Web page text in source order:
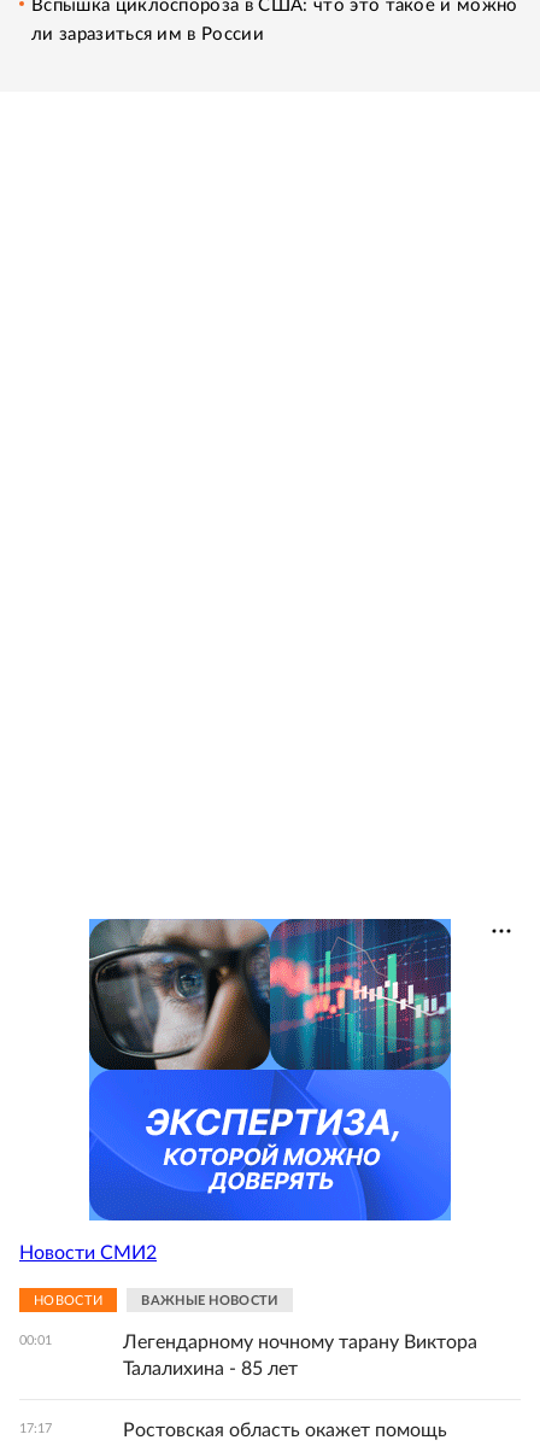
Вспышка циклоспороза в США: что это такое и можно
ли заразиться им в России
Новости СМИ2
НОВОСТИ ВАЖНЫЕ НОВОСТИ
00:01
Легендарному ночному тарану Виктора
Талалихина - 85 лет
17:17
Ростовская область окажет помощь